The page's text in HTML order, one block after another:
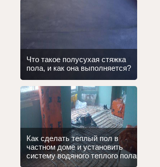
Что такое полусухая стяжка
пола, и как она выполняется?
Как сделать теплый пол в
частном доме и установить
систему водяного теплого пола